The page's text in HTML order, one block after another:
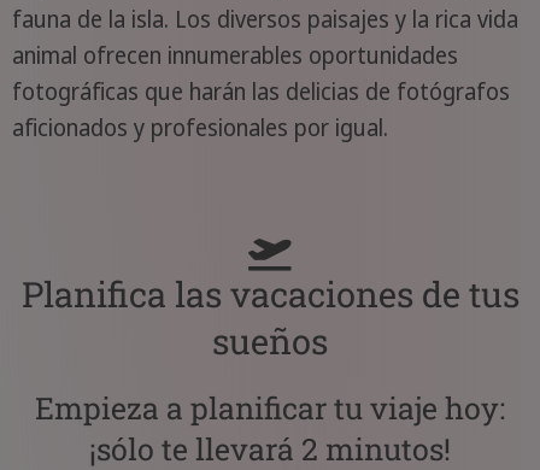
fauna de la isla. Los diversos paisajes y la rica vida
animal ofrecen innumerables oportunidades
fotográficas que harán las delicias de fotógrafos
aficionados y profesionales por igual.
Planifica las vacaciones de tus
sueños
Empieza a planificar tu viaje hoy:
¡sólo te llevará 2 minutos!